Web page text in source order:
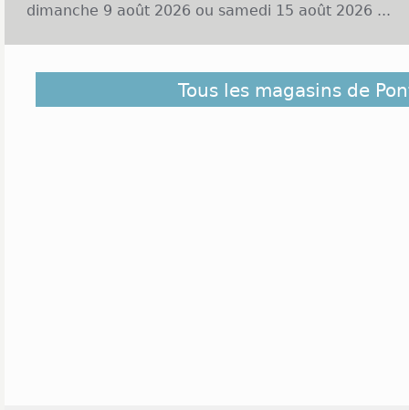
dimanche 9 août 2026 ou samedi 15 août 2026 ...
Petite ville du Franche-Comté, du département du
commercial du Haut-Doubs. Cette commune
Tous les magasins de